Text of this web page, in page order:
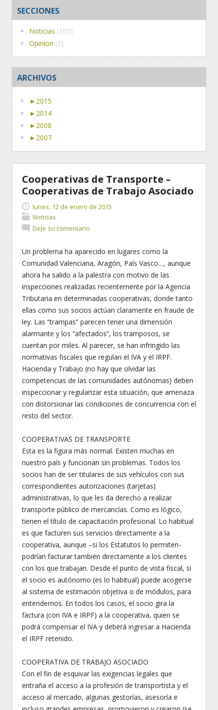
SECCIONES
Noticias (100)
Opinion (2)
ARCHIVOS
► 2015
► 2014
► 2008
► 2007
Cooperativas de Transporte –
Cooperativas de Trabajo Asociado
lunes, 12 de enero de 2015
Noticias
Deje su comentario
Un problema ha aparecido en lugares como la
Comunidad Valenciana, Aragón, País Vasco…, aunque
ahora ha salido a la palestra con motivo de las
inspecciones realizadas recientemente por la Agencia
Tributaria en determinadas cooperativas, donde tanto
ellas como sus socios actúan claramente en fraude de
ley. Las “trampas” parecen tener una dimensión
alarmante y los “afectados”, los tramposos, se
cuentan por miles. Al parecer, se han infringido las
normativas fiscales que regulan el IVA y el IRPF.
Hacienda y Trabajo (no hay que olvidar las
competencias de las comunidades autónomas) deben
inspeccionar y regularizar esta situación, que amenaza
con distorsionar las condiciones de concurrencia con el
resto del sector.
COOPERATIVAS DE TRANSPORTE
Esta es la figura más normal. Existen muchas en
nuestro país y funcionan sin problemas. Todos los
socios han de ser titulares de sus vehículos con sus
correspondientes autorizaciones (tarjetas)
administrativas, lo que les da derecho a realizar
transporte público de mercancías. Como es lógico,
tienen el título de capacitación profesional. Lo habitual
es que facturen sus servicios directamente a la
cooperativa, aunque –si los Estatutos lo permiten-
podrían facturar también directamente a los clientes
con los que trabajan. Desde el punto de vista fiscal, si
el socio es autónomo (es lo habitual) puede acogerse
al sistema de estimación objetiva o de módulos, para
entendernos. En todos los casos, el socio gira la
factura (con IVA e IRPF) a la cooperativa, quien se
podrá compensar el IVA y deberá ingresar a Hacienda
el IRPF retenido.
COOPERATIVA DE TRABAJO ASOCIADO
Con el fin de esquivar las exigencias legales que
entraña el acceso a la profesión de transportista y el
acceso al mercado, algunas gestorías, asesoría e